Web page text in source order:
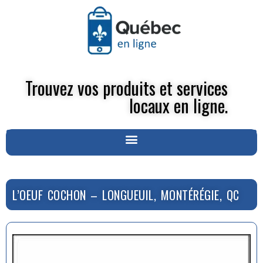
Trouvez vos produits et services
locaux en ligne.
L’OEUF COCHON – LONGUEUIL, MONTÉRÉGIE, QC